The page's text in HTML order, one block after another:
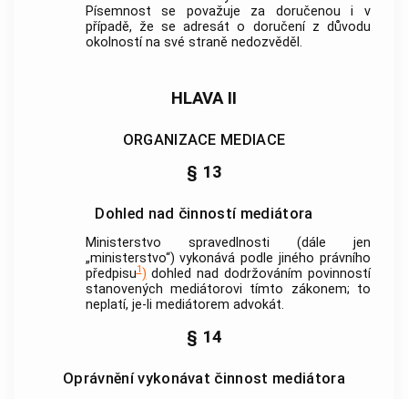
Písemnost se považuje za doručenou i v
případě, že se adresát o doručení z důvodu
okolností na své straně nedozvěděl.
HLAVA II
ORGANIZACE MEDIACE
§ 13
Dohled nad činností mediátora
Ministerstvo spravedlnosti (dále jen
„ministerstvo“) vykonává podle jiného právního
předpisu1) dohled nad dodržováním povinností
stanovených mediátorovi tímto zákonem; to
neplatí, je-li mediátorem advokát.
§ 14
Oprávnění vykonávat činnost mediátora